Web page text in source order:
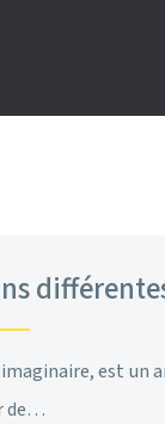
est un
de…